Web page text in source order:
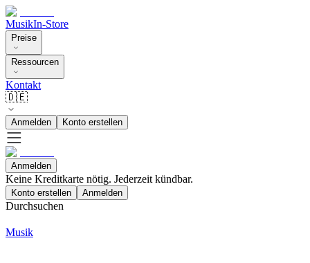
MusikIn-Store
Preise
Ressourcen
Kontakt
🇩🇪
Anmelden Konto erstellen
Anmelden
Keine Kreditkarte nötig. Jederzeit kündbar.
Konto erstellen Anmelden
Durchsuchen
Musik